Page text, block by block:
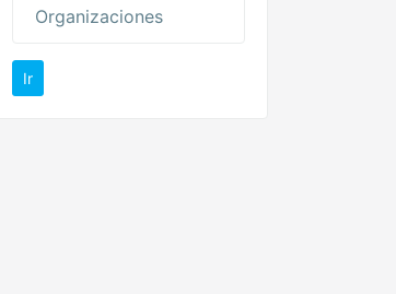
Organizaciones
Ir